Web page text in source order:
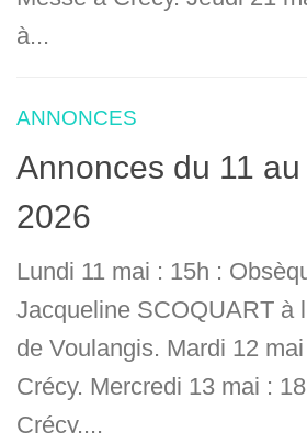
à...
ANNONCES
Annonces du 11
2026
Lundi 11 mai : 15h :
Jacqueline SCOQUART à
de Voulangis. Mardi 12
Crécy. Mercredi 13 mai :
Crécy....